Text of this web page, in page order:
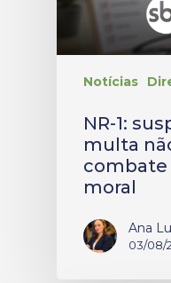
Notícias
NR-1:
multa
combate
moral
Ana
03/08/